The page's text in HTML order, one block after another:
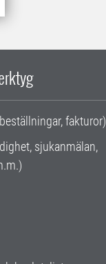
fakturor)
sjukanmälan,